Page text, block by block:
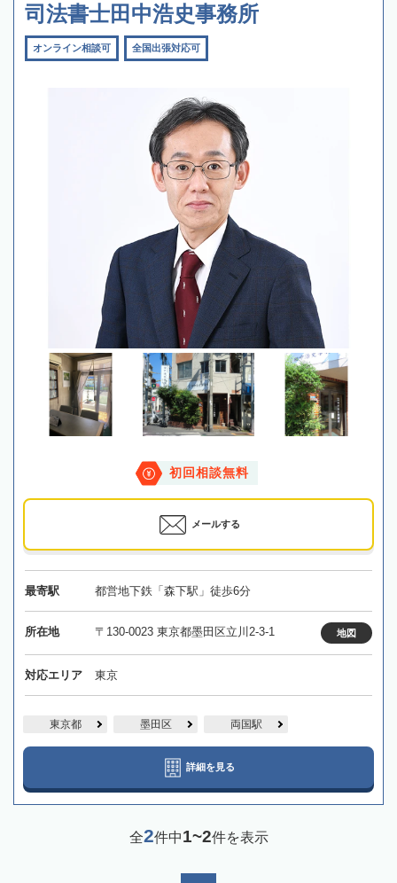
司法書士田中浩史事務所
オンライン相談可 全国出張対応可
初回相談無料
メールする
最寄駅 都営地下鉄「森下駅」徒歩6分
所在地 〒130-0023 東京都墨田区立川2-3-1 地図
対応エリア 東京
東京都 墨田区 両国駅
詳細を見る
全2件中1~2件を表示